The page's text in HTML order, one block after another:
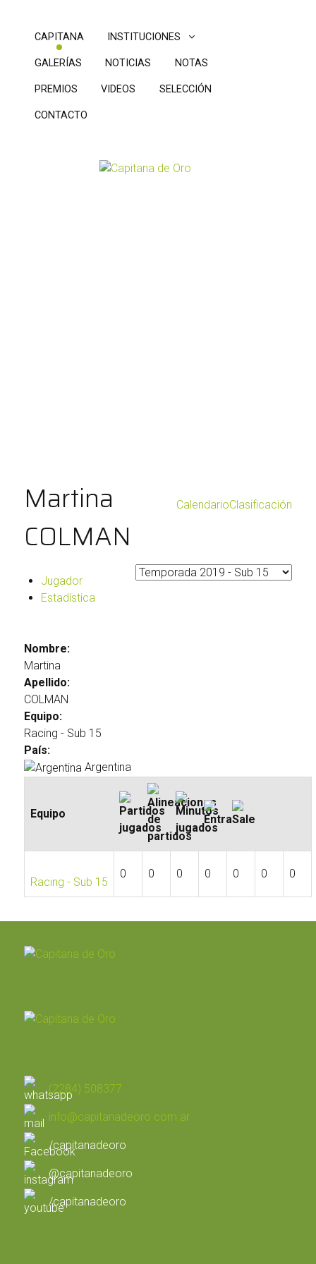
CAPITANA INSTITUCIONES
GALERÍAS NOTICIAS NOTAS
PREMIOS VIDEOS SELECCIÓN
CONTACTO
CalendarioClasificación
Martina
COLMAN
Jugador
Estadística
Nombre:
Martina
Apellido:
COLMAN
Equipo:
Racing - Sub 15
País:
Argentina
Equipo
Racing - Sub 15
0 0 0 0 0 0 0
(2284) 508377
info@capitanadeoro.com.ar
/capitanadeoro
@capitanadeoro
/capitanadeoro